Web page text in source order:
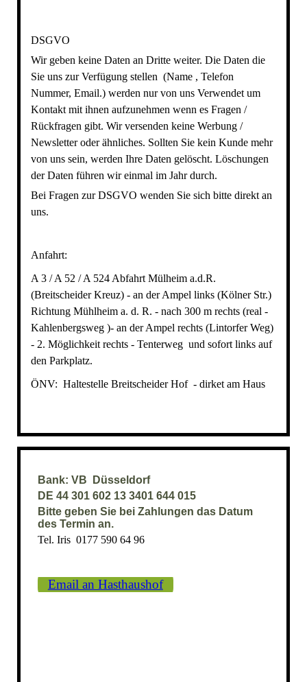
DSGVO
Wir geben keine Daten an Dritte weiter. Die Daten die
Sie uns zur Verfügung stellen (Name , Telefon
Nummer, Email.) werden nur von uns Verwendet um
Kontakt mit ihnen aufzunehmen wenn es Fragen /
Rückfragen gibt. Wir versenden keine Werbung /
Newsletter oder ähnliches. Sollten Sie kein Kunde mehr
von uns sein, werden Ihre Daten gelöscht. Löschungen
der Daten führen wir einmal im Jahr durch.
Bei Fragen zur DSGVO wenden Sie sich bitte direkt an
uns.
Anfahrt:
A 3 / A 52 / A 524 Abfahrt Mülheim a.d.R.
(Breitscheider Kreuz) - an der Ampel links (Kölner Str.)
Richtung Mühlheim a. d. R. - nach 300 m rechts (real -
Kahlenbergsweg )- an der Ampel rechts (Lintorfer Weg)
- 2. Möglichkeit rechts - Tenterweg und sofort links auf
den Parkplatz.
ÖNV: Haltestelle Breitscheider Hof - dirket am Haus
Bank: VB Düsseldorf
DE 44 301 602 13 3401 644 015
Bitte geben Sie bei Zahlungen das Datum
des Termin an.
Tel. Iris 0177 590 64 96
Email an Hasthaushof